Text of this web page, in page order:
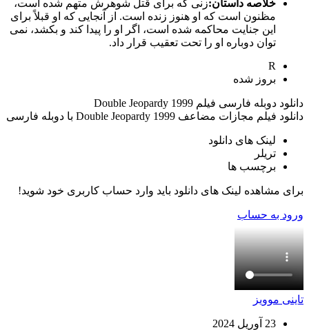
خلاصه داستان:زنی که برای قتل شوهرش متهم شده است،
مظنون است که او هنوز زنده است. از آنجایی که او قبلاً برای
این جنایت محاکمه شده است، اگر او را پیدا کند و بکشد، نمی
توان دوباره او را تحت تعقیب قرار داد.
R
بروز‌ شده
دانلود دوبله فارسی فیلم Double Jeopardy 1999
دانلود فیلم مجازات مضاعف Double Jeopardy 1999 با دوبله فارسی
لینک های دانلود
تریلر
برچسب ها
برای مشاهده لینک های دانلود باید وارد حساب کاربری خود شوید!
ورود به حساب
تاینی موویز
23 آوریل 2024